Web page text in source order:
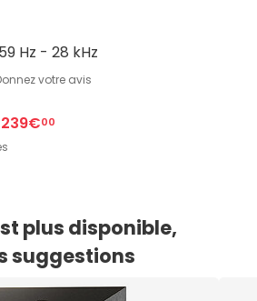
Hz - 28 kHz
votre avis
239€00
plus disponible,
suggestions